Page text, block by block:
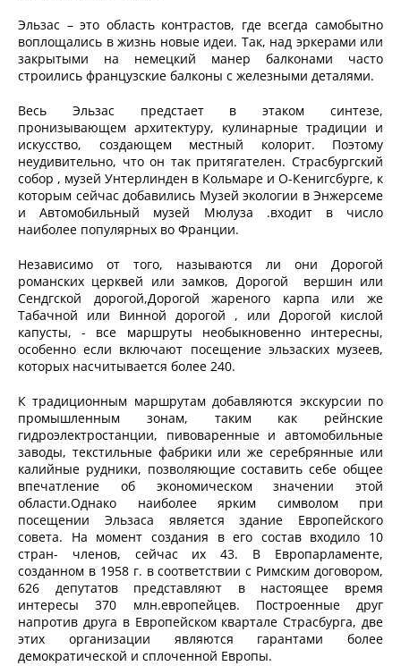
Эльзас – это область контрастов, где всегда самобытно
воплощались в жизнь новые идеи. Так, над эркерами или
закрытыми на немецкий манер балконами часто
строились французские балконы с железными деталями.
Весь Эльзас предстает в этаком синтезе,
пронизывающем архитектуру, кулинарные традиции и
искусство, создающем местный колорит. Поэтому
неудивительно, что он так притягателен. Страсбургский
собор , музей Унтерлинден в Кольмаре и О-Кенигсбурге, к
которым сейчас добавились Музей экологии в Энжерсеме
и Автомобильный музей Мюлуза .входит в число
наиболее популярных во Франции.
Независимо от того, называются ли они Дорогой
романских церквей или замков, Дорогой вершин или
Сендгской дорогой,Дорогой жареного карпа или же
Табачной или Винной дорогой , или Дорогой кислой
капусты, - все маршруты необыкновенно интересны,
особенно если включают посещение эльзаских музеев,
которых насчитывается более 240.
К традиционным маршрутам добавляются экскурсии по
промышленным зонам, таким как рейнские
гидроэлектростанции, пивоваренные и автомобильные
заводы, текстильные фабрики или же серебрянные или
калийные рудники, позволяющие составить себе общее
впечатление об экономическом значении этой
области.Однако наиболее ярким символом при
посещении Эльзаса является здание Европейского
совета. На момент создания в его состав входило 10
стран- членов, сейчас их 43. В Европарламенте,
созданном в 1958 г. в соответствии с Римским договором,
626 депутатов представляют в настоящее время
интересы 370 млн.европейцев. Построенные друг
напротив друга в Европейском квартале Страсбурга, две
этих организации являются гарантами более
демократической и сплоченной Европы.